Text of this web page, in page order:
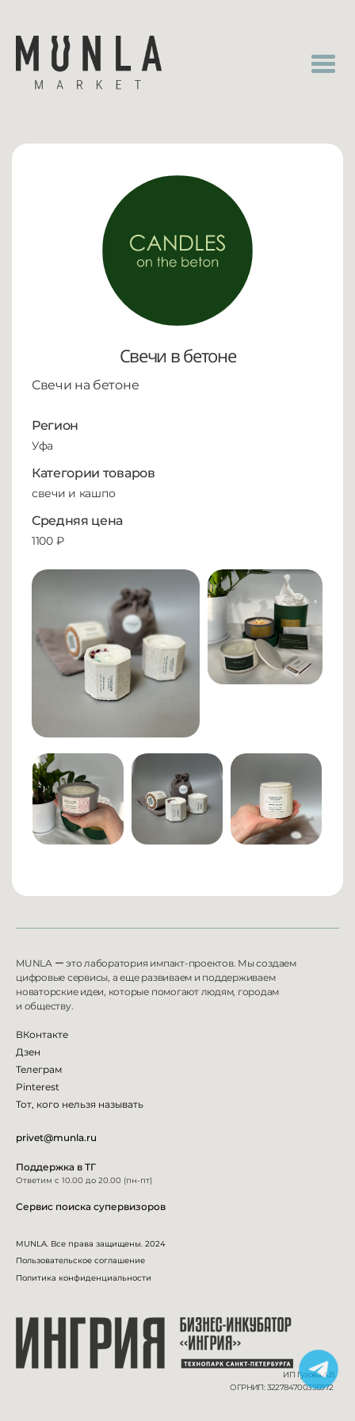
Свечи в бетоне
Свечи на бетоне
Регион
Уфа
Категории товаров
свечи и кашпо
Средняя цена
1100 ₽
MUNLA ー это лаборатория импакт-проектов. Мы создаем
цифровые сервисы, а еще развиваем и поддерживаем
новаторские идеи, которые помогают людям, городам
и обществу.
ВКонтакте
Дзен
Телеграм
Pinterest
Тот, кого нельзя называть
privet@munla.ru
Поддержка в ТГ
Ответим с 10.00 до 20.00 (пн-пт)
Сервис поиска супервизоров
MUNLA. Все права защищены. 2024
Пользовательское соглашение
Политика конфиденциальности
ИП Гузова А.В.
ОГРНИП: 322784700356972